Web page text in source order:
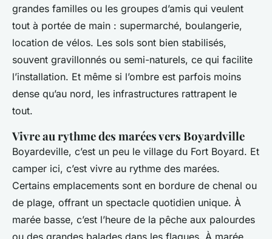
grandes familles ou les groupes d’amis qui veulent
tout à portée de main : supermarché, boulangerie,
location de vélos. Les sols sont bien stabilisés,
souvent gravillonnés ou semi-naturels, ce qui facilite
l’installation. Et même si l’ombre est parfois moins
dense qu’au nord, les infrastructures rattrapent le
tout.
Vivre au rythme des marées vers Boyardville
Boyardeville, c’est un peu le village du Fort Boyard. Et
camper ici, c’est vivre au rythme des marées.
Certains emplacements sont en bordure de chenal ou
de plage, offrant un spectacle quotidien unique. À
marée basse, c’est l’heure de la pêche aux palourdes